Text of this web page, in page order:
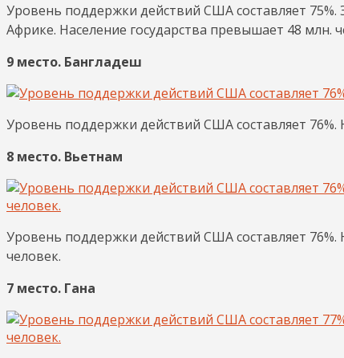
Уровень поддержки действий США составляет
Африке. Население государства превышает 48 млн.
9 место. Бангладеш
Уровень поддержки действий США составляет
8 место. Вьетнам
Уровень поддержки действий США составляет 76%.
человек.
7 место. Гана